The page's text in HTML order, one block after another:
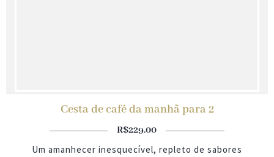
Cesta de café da manhã para 2
R$229.00
Um amanhecer inesquecível, repleto de sabores